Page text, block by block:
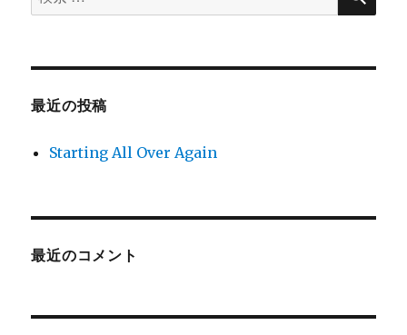
索
象:
最近の投稿
Starting All Over Again
最近のコメント